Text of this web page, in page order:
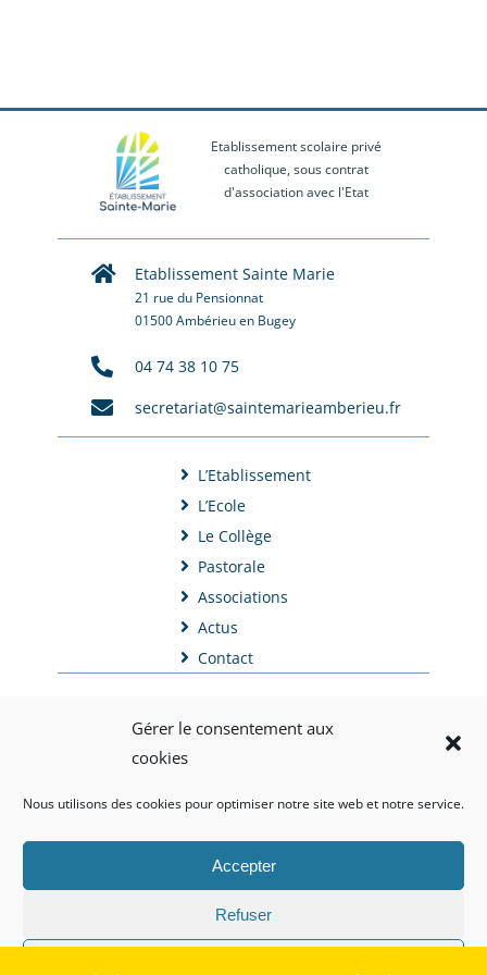
Gérer le consentement aux
cookies
Nous utilisons des cookies pour optimiser notre site web et notre service.
Accepter
Refuser
Etablissement scolaire privé
catholique, sous contrat
d'association avec l'Etat
Etablissement Sainte Marie
21 rue du Pensionnat
01500 Ambérieu en Bugey
04 74 38 10 75
secretariat@saintemarieamberieu.fr
L’Etablissement
L’Ecole
Le Collège
Pastorale
Associations
Actus
Contact
Politique de confidentialité
Administration